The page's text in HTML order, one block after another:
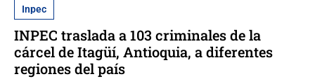
Inpec
INPEC traslada a 103 criminales de la
cárcel de Itagüí, Antioquia, a diferentes
regiones del país